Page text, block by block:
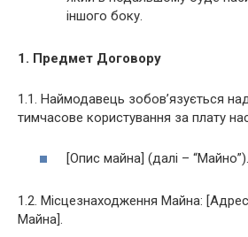
іншого боку.
1. Предмет Договору
1.1. Наймодавець зобов’язується
тимчасове користування за плату
[Опис майна] (далі – “Майно”).
1.2. Місцезнаходження Майна:
Майна].